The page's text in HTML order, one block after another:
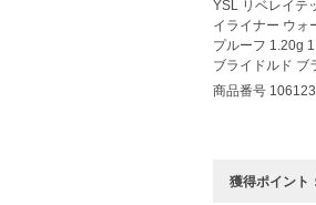
商品番号
獲得ポイント